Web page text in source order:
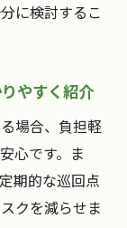
に検討するこ
やすく紹介
場合、負担軽
心です。ま
期的な巡回点
クを減らせま